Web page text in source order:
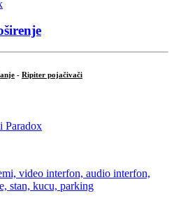
- Ripiter pojačivači